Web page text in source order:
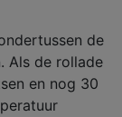
de
Als de rollade
en nog 30